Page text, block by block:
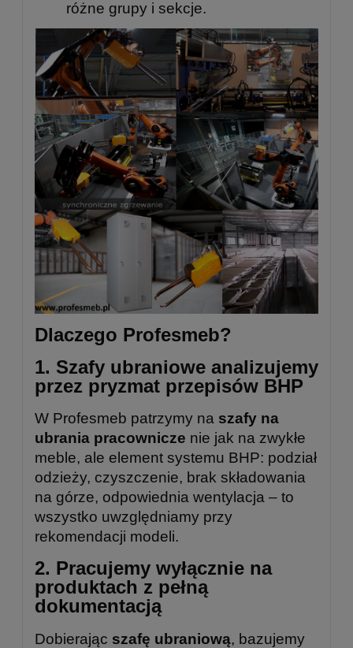
różne grupy i sekcje.
Dlaczego Profesmeb?
1. Szafy ubraniowe analizujemy
przez pryzmat przepisów BHP
W Profesmeb patrzymy na szafy na
ubrania pracownicze nie jak na zwykłe
meble, ale element systemu BHP: podział
odzieży, czyszczenie, brak składowania
na górze, odpowiednia wentylacja – to
wszystko uwzględniamy przy
rekomendacji modeli.
2. Pracujemy wyłącznie na
produktach z pełną
dokumentacją
Dobierając szafę ubraniową, bazujemy